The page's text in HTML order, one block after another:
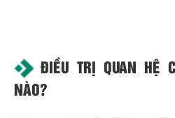
ĐIỀU TRỊ QUAN HỆ
NÀO?